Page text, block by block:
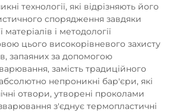
технології, які відрізняють його
спорядження завдяки
і методології
цього високорівневого захисту
запаяних за допомогою
замість традиційного
непроникні бар'єри, які
отвори, утворені проколами
з'єднує термопластичні